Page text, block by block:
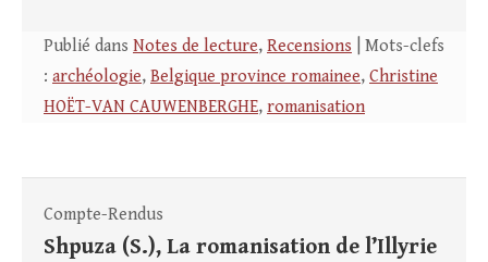
Publié dans Notes de lecture, Recensions | Mots-clefs
: archéologie, Belgique province romainee, Christine
HOËT-VAN CAUWENBERGHE, romanisation
Compte-Rendus
Shpuza (S.), La romanisation de l’Illyrie